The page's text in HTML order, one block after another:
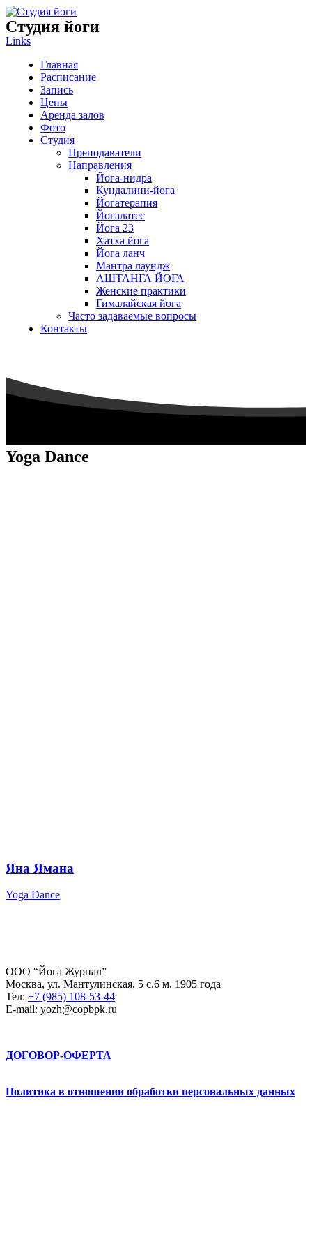
Студия йоги
Links
Главная
Расписание
Запись
Цены
Аренда залов
Фото
Студия
Преподаватели
Направления
Йога-нидра
Кундалини-йога
Йогатерапия
Йогалатес
Йога 23
Хатха йога
Йога ланч
Мантра лаундж
АШТАНГА ЙОГА
Женские практики
Гималайская йога
Часто задаваемые вопросы
Контакты
Yoga Dance
Яна Ямана
Yoga Dance
ООО “Йога Журнал”
Москва, ул. Мантулинская, 5 с.6 м. 1905 года
Тел: +7 (985) 108-53-44
E-mail: yozh@copbpk.ru
ДОГОВОР-ОФЕРТА
Политика в отношении обработки персональных данных